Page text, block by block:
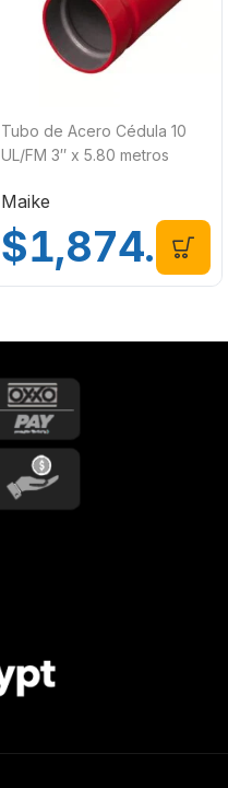
Tubo de Acero Cédula 10
UL/FM 3″ x 5.80 metros
2280
Maike
$1,874.00